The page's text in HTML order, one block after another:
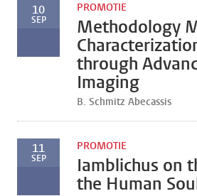
10
SEP
PROMOTIE
Methodology
through
Imaging
B. Schmitz Abecassis
11
SEP
PROMOTIE
Iamblichus on
the Human